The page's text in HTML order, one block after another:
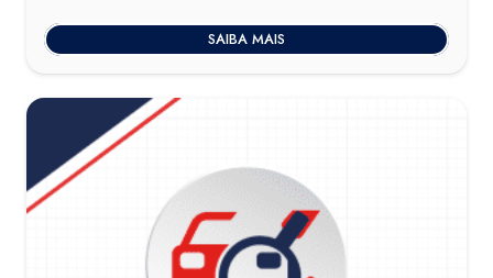
SAIBA MAIS